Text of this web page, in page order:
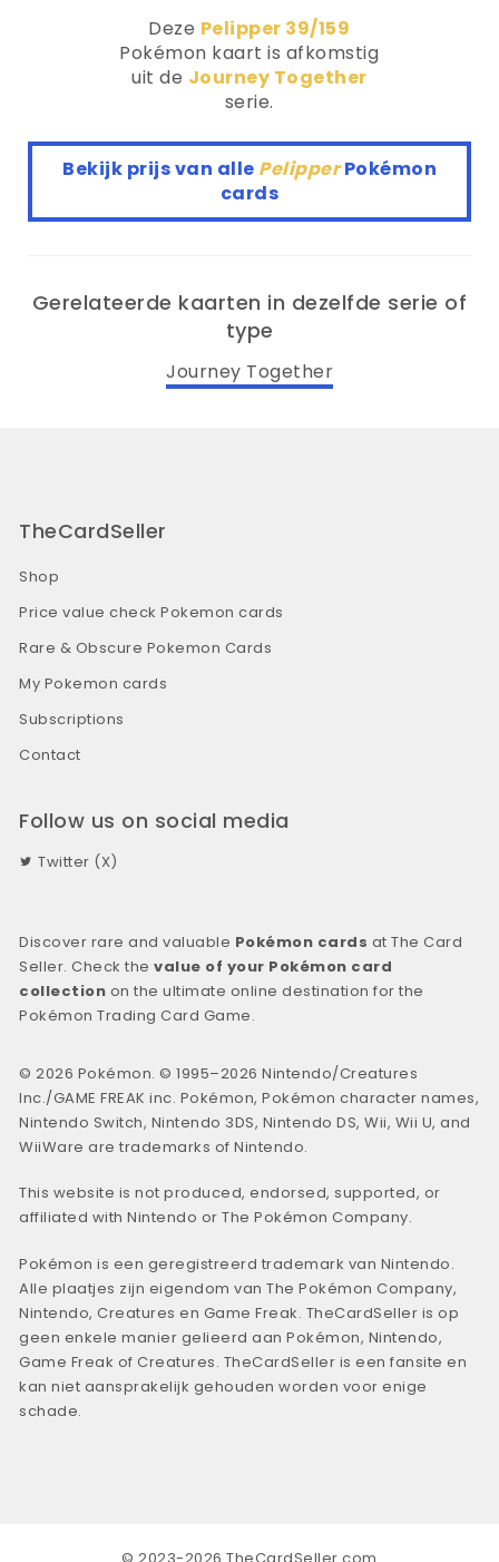
Deze Pelipper 39/159
Pokémon kaart is afkomstig
uit de Journey Together
serie.
Bekijk prijs van alle PelipperPokémon
cards
Gerelateerde kaarten in dezelfde serie of
type
Journey Together
TheCardSeller
Shop
Price value check Pokemon cards
Rare & Obscure Pokemon Cards
My Pokemon cards
Subscriptions
Contact
Follow us on social media
Twitter (X)
Discover rare and valuable Pokémon cards at The Card
Seller. Check thevalue of your Pokémon card
collection on the ultimate online destination for the
Pokémon Trading Card Game.
© 2026 Pokémon. © 1995–2026 Nintendo/Creatures
Inc./GAME FREAK inc. Pokémon, Pokémon character names,
Nintendo Switch, Nintendo 3DS, Nintendo DS, Wii, Wii U, and
WiiWare are trademarks of Nintendo.
This website is not produced, endorsed, supported, or
affiliated with Nintendo or The Pokémon Company.
Pokémon is een geregistreerd trademark van Nintendo.
Alle plaatjes zijn eigendom van The Pokémon Company,
Nintendo, Creatures en Game Freak. TheCardSeller is op
geen enkele manier gelieerd aan Pokémon, Nintendo,
Game Freak of Creatures. TheCardSeller is een fansite en
kan niet aansprakelijk gehouden worden voor enige
schade.
© 2023-2026 TheCardSeller.com